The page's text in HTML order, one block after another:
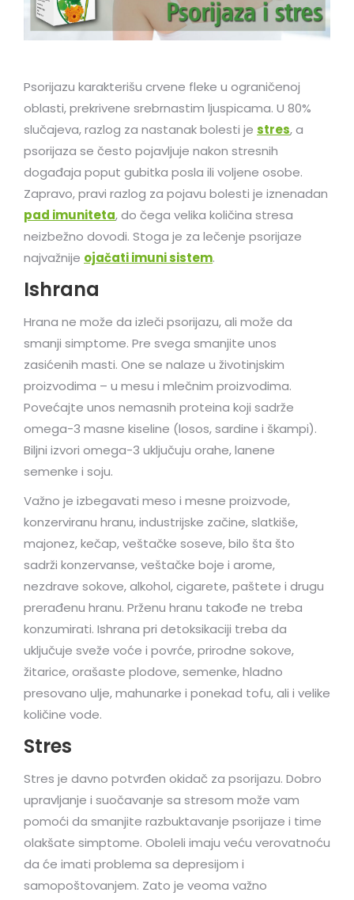
Psorijazu karakterišu crvene fleke u ograničenoj
oblasti, prekrivene srebrnastim ljuspicama. U 80%
slučajeva, razlog za nastanak bolesti je stres, a
psorijaza se često pojavljuje nakon stresnih
događaja poput gubitka posla ili voljene osobe.
Zapravo, pravi razlog za pojavu bolesti je iznenadan
pad imuniteta, do čega velika količina stresa
neizbežno dovodi. Stoga je za lečenje psorijaze
najvažnije ojačati imuni sistem.
Ishrana
Hrana ne može da izleči psorijazu, ali može da
smanji simptome. Pre svega smanjite unos
zasićenih masti. One se nalaze u životinjskim
proizvodima – u mesu i mlečnim proizvodima.
Povećajte unos nemasnih proteina koji sadrže
omega-3 masne kiseline (losos, sardine i škampi).
Biljni izvori omega-3 uključuju orahe, lanene
semenke i soju.
Važno je izbegavati meso i mesne proizvode,
konzerviranu hranu, industrijske začine, slatkiše,
majonez, kečap, veštačke soseve, bilo šta što
sadrži konzervanse, veštačke boje i arome,
nezdrave sokove, alkohol, cigarete, paštete i drugu
prerađenu hranu. Prženu hranu takođe ne treba
konzumirati. Ishrana pri detoksikaciji treba da
uključuje sveže voće i povrće, prirodne sokove,
žitarice, orašaste plodove, semenke, hladno
presovano ulje, mahunarke i ponekad tofu, ali i velike
količine vode.
Stres
Stres je davno potvrđen okidač za psorijazu. Dobro
upravljanje i suočavanje sa stresom može vam
pomoći da smanjite razbuktavanje psorijaze i time
olakšate simptome. Oboleli imaju veću verovatnoću
da će imati problema sa depresijom i
samopoštovanjem. Zato je veoma važno